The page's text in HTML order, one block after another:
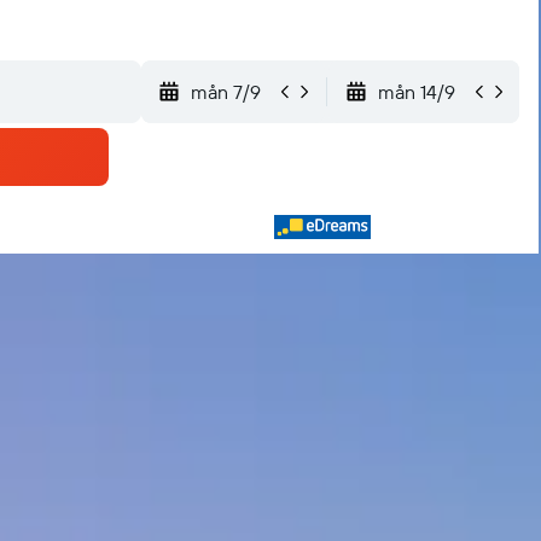
mån 7/9 mån 14/9